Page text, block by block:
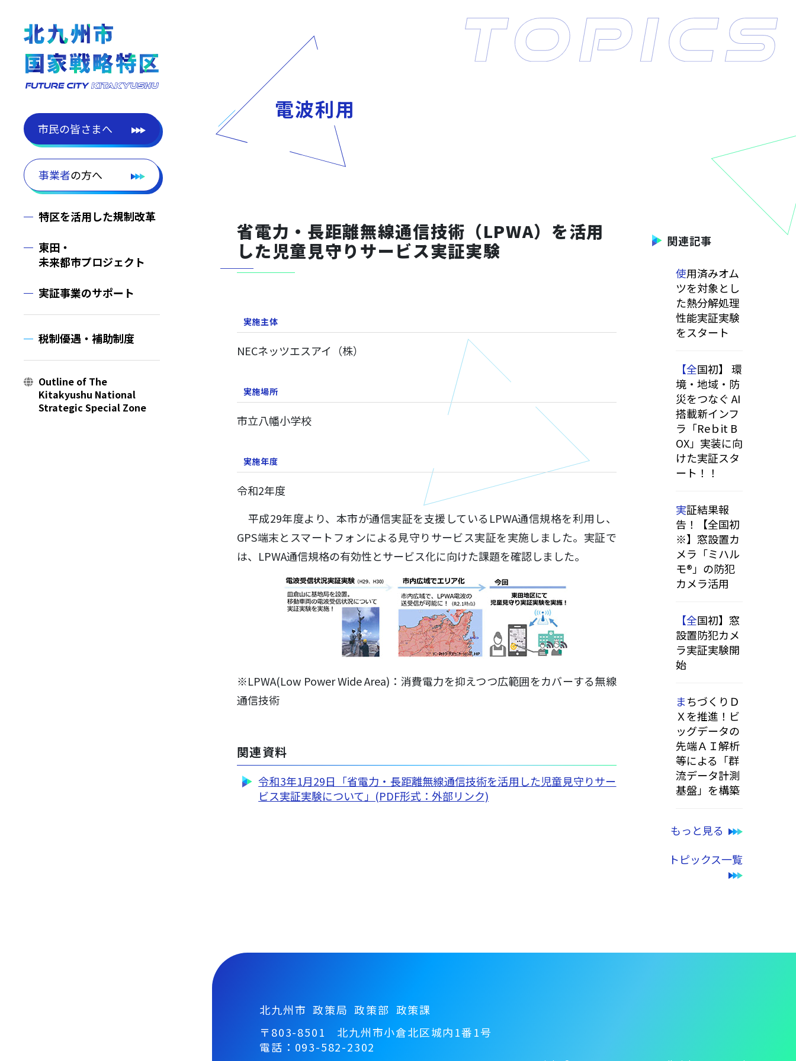
市民の皆さまへ
事業者の方へ
特区を活用した規制改革
東田・
未来都市プロジェクト
実証事業のサポート
税制優遇・補助制度
Outline of The
Kitakyushu National
Strategic Special Zone
電波利用
省電力・長距離無線通信技術（LPWA）を活用
した児童見守りサービス実証実験
実施主体
NECネッツエスアイ（株）
実施場所
市立八幡小学校
実施年度
令和2年度
平成29年度より、本市が通信実証を支援しているLPWA通信規格を利用し、
GPS端末とスマートフォンによる見守りサービス実証を実施しました。実証で
は、LPWA通信規格の有効性とサービス化に向けた課題を確認しました。
※LPWA(Low Power Wide Area)：消費電力を抑えつつ広範囲をカバーする無線
通信技術
関連資料
令和3年1月29日「省電力・長距離無線通信技術を活用した児童見守りサー
ビス実証実験について」(PDF形式：外部リンク)
関連記事
使用済みオム
ツを対象とし
た熱分解処理
性能実証実験
をスタート
【全国初】 環
境・地域・防
災をつなぐ AI
搭載新インフ
ラ「Reｂit B
OX」実装に向
けた実証スタ
ート！！
実証結果報
告！【全国初
※】窓設置カ
メラ「ミハル
モ®」の防犯
カメラ活用
【全国初】窓
設置防犯カメ
ラ実証実験開
始
まちづくりＤ
Ｘを推進！ビ
ッグデータの
先端ＡＩ解析
等による「群
流データ計測
基盤」を構築
もっと見る
トピックス一覧
北九州市 政策局政策部 政策課
〒803-8501 北九州市小倉北区城内1番1号
電話：093-582-2302